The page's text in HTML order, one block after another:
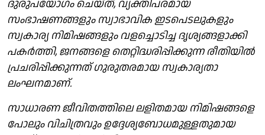
ദുരുപയോഗം ചെയ്ത്, വ്യക്തിപരമായ
സംഭാഷണങ്ങളും സ്വാഭാവിക ഇടപെടലുകളും
സ്വകാര്യ നിമിഷങ്ങളും വളച്ചൊടിച്ച ദൃശ്യങ്ങളാക്കി
പകർത്തി, ജനങ്ങളെ തെറ്റിദ്ധരിപ്പിക്കുന്ന രീതിയിൽ
പ്രചരിപ്പിക്കുന്നത് ഗുരുതരമായ സ്വകാര്യതാ
ലംഘനമാണ്.
സാധാരണ ജീവിതത്തിലെ ലളിതമായ നിമിഷങ്ങളെ
പോലും വിചിത്രവും ഉദ്ദേശ്യബോധമുള്ളതുമായ